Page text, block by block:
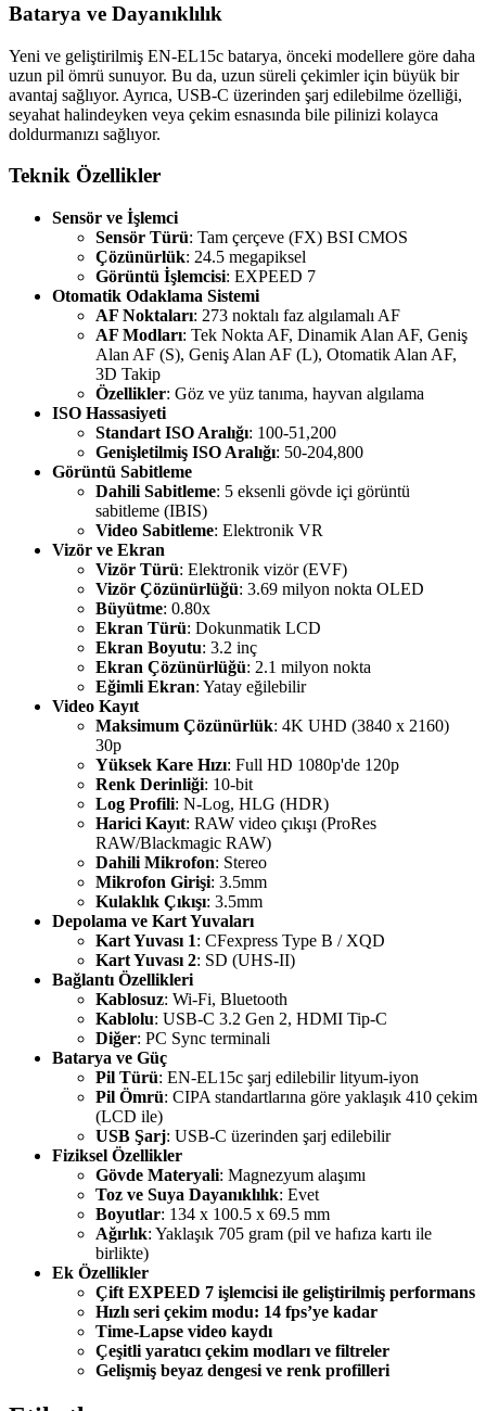
Batarya ve Dayanıklılık
Yeni ve geliştirilmiş EN-EL15c batarya, önceki modellere göre daha
uzun pil ömrü sunuyor. Bu da, uzun süreli çekimler için büyük bir
avantaj sağlıyor. Ayrıca, USB-C üzerinden şarj edilebilme özelliği,
seyahat halindeyken veya çekim esnasında bile pilinizi kolayca
doldurmanızı sağlıyor.
Teknik Özellikler
Sensör ve İşlemci
Sensör Türü: Tam çerçeve (FX) BSI CMOS
Çözünürlük: 24.5 megapiksel
Görüntü İşlemcisi: EXPEED 7
Otomatik Odaklama Sistemi
AF Noktaları: 273 noktalı faz algılamalı AF
AF Modları: Tek Nokta AF, Dinamik Alan AF, Geniş
Alan AF (S), Geniş Alan AF (L), Otomatik Alan AF,
3D Takip
Özellikler: Göz ve yüz tanıma, hayvan algılama
ISO Hassasiyeti
Standart ISO Aralığı: 100-51,200
Genişletilmiş ISO Aralığı: 50-204,800
Görüntü Sabitleme
Dahili Sabitleme: 5 eksenli gövde içi görüntü
sabitleme (IBIS)
Video Sabitleme: Elektronik VR
Vizör ve Ekran
Vizör Türü: Elektronik vizör (EVF)
Vizör Çözünürlüğü: 3.69 milyon nokta OLED
Büyütme: 0.80x
Ekran Türü: Dokunmatik LCD
Ekran Boyutu: 3.2 inç
Ekran Çözünürlüğü: 2.1 milyon nokta
Eğimli Ekran: Yatay eğilebilir
Video Kayıt
Maksimum Çözünürlük: 4K UHD (3840 x 2160)
30p
Yüksek Kare Hızı: Full HD 1080p'de 120p
Renk Derinliği: 10-bit
Log Profili: N-Log, HLG (HDR)
Harici Kayıt: RAW video çıkışı (ProRes
RAW/Blackmagic RAW)
Dahili Mikrofon: Stereo
Mikrofon Girişi: 3.5mm
Kulaklık Çıkışı: 3.5mm
Depolama ve Kart Yuvaları
Kart Yuvası 1: CFexpress Type B / XQD
Kart Yuvası 2: SD (UHS-II)
Bağlantı Özellikleri
Kablosuz: Wi-Fi, Bluetooth
Kablolu: USB-C 3.2 Gen 2, HDMI Tip-C
Diğer: PC Sync terminali
Batarya ve Güç
Pil Türü: EN-EL15c şarj edilebilir lityum-iyon
Pil Ömrü: CIPA standartlarına göre yaklaşık 410 çekim
(LCD ile)
USB Şarj: USB-C üzerinden şarj edilebilir
Fiziksel Özellikler
Gövde Materyali: Magnezyum alaşımı
Toz ve Suya Dayanıklılık: Evet
Boyutlar: 134 x 100.5 x 69.5 mm
Ağırlık: Yaklaşık 705 gram (pil ve hafıza kartı ile
birlikte)
Ek Özellikler
Çift EXPEED 7 işlemcisi ile geliştirilmiş performans
Hızlı seri çekim modu: 14 fps’ye kadar
Time-Lapse video kaydı
Çeşitli yaratıcı çekim modları ve filtreler
Gelişmiş beyaz dengesi ve renk profilleri